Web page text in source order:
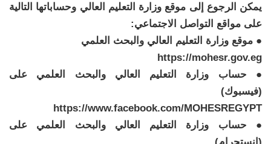
يمكن الرجوع إلى موقع وزارة التعليم العالي وحساباتها التالية
على مواقع التواصل الاجتماعي:
● موقع وزارة التعليم العالي والبحث العلمي
https://mohesr.gov.eg
● حساب وزارة التعليم العالي والبحث العلمي على
(فيسبوك)
https://www.facebook.com/MOHESREGYPT
● حساب وزارة التعليم العالي والبحث العلمي على
(انستجرام)